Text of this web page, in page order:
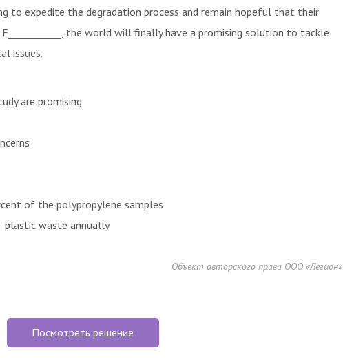
to expedite the degradation process and remain hopeful that their
the world will finally have a promising solution to tackle
issues.
are promising
of the polypropylene samples
waste annually
Объект авторского права ООО «Легион»
Посмотреть решение